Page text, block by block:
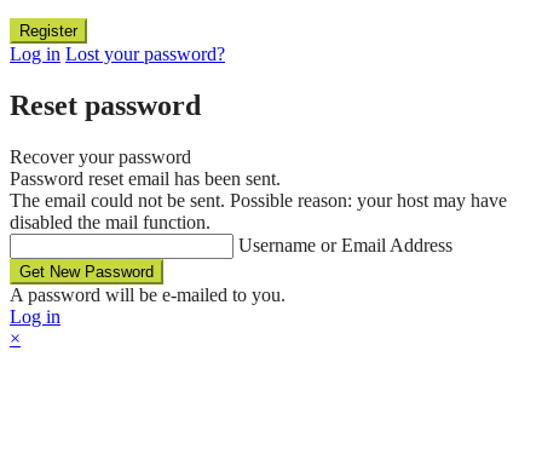
Log in Lost your password?
Reset password
Recover your password
Password reset email has been sent.
The email could not be sent. Possible reason: your host may have
disabled the mail function.
Username or Email Address
A password will be e-mailed to you.
Log in
×